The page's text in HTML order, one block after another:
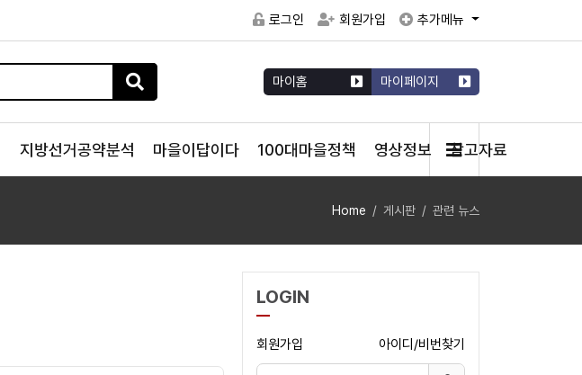
로그인 회원가입 추가메뉴
마이홈 마이페이지
지방선거공약분석 마을이답이다 100대마을정책 영상정보 참고자료
Home 게시판 관련 뉴스
LOGIN
회원가입 아이디/비번찾기